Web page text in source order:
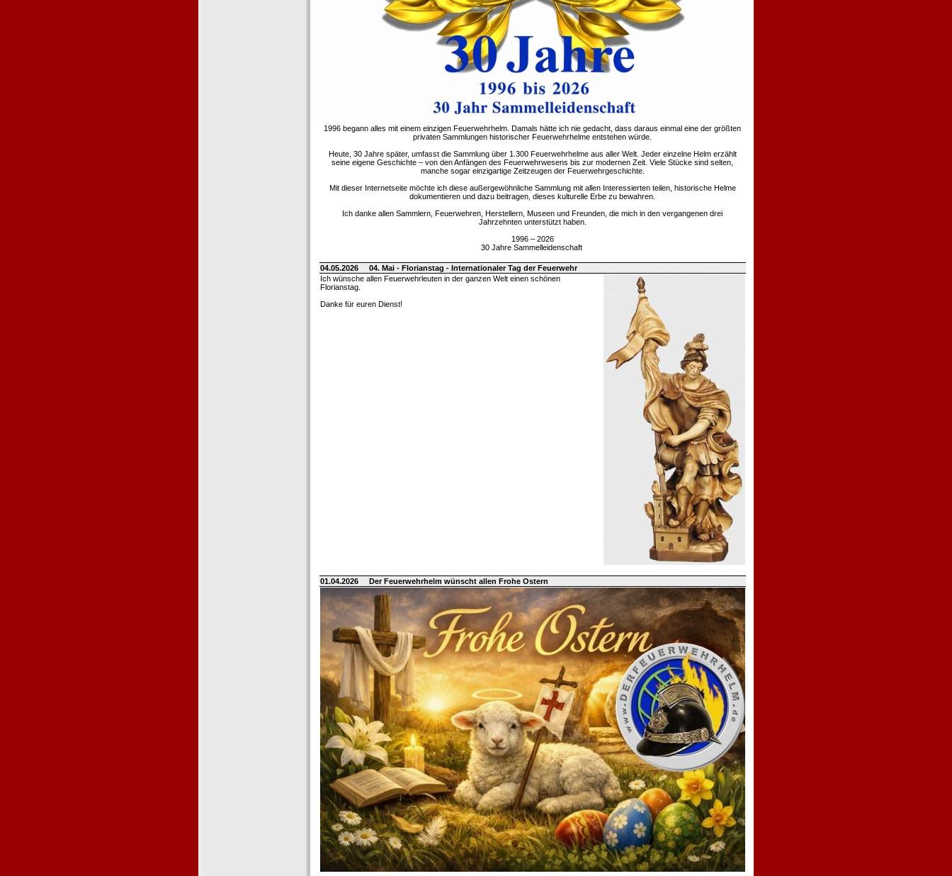
1996 begann alles mit einem einzigen Feuerwehrhelm. Damals hätte ich nie gedacht, dass daraus einmal eine der größten
privaten Sammlungen historischer Feuerwehrhelme entstehen würde.
Heute, 30 Jahre später, umfasst die Sammlung über 1.300 Feuerwehrhelme aus aller Welt. Jeder einzelne Helm erzählt
seine eigene Geschichte – von den Anfängen des Feuerwehrwesens bis zur modernen Zeit. Viele Stücke sind selten,
manche sogar einzigartige Zeitzeugen der Feuerwehrgeschichte.
Mit dieser Internetseite möchte ich diese außergewöhnliche Sammlung mit allen Interessierten teilen, historische Helme
dokumentieren und dazu beitragen, dieses kulturelle Erbe zu bewahren.
Ich danke allen Sammlern, Feuerwehren, Herstellern, Museen und Freunden, die mich in den vergangenen drei
Jahrzehnten unterstützt haben.
1996 – 2026
30 Jahre Sammelleidenschaft
04.05.2026
04. Mai - Florianstag - Internationaler Tag der Feuerwehr
Ich wünsche allen Feuerwehrleuten in der ganzen Welt einen schönen
Florianstag.
Danke für euren Dienst!
01.04.2026 Der Feuerwehrhelm wünscht allen Frohe Ostern